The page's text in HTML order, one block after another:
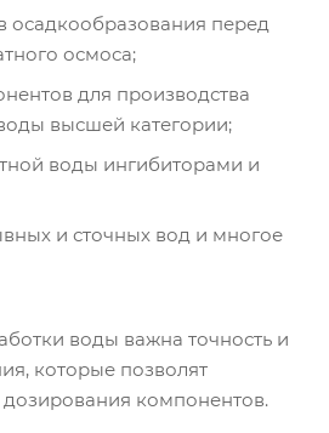
осадкообразования перед
осмоса;
для производства
высшей категории;
воды ингибиторами и
и сточных вод и многое
воды важна точность и
которые позволят
компонентов.